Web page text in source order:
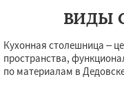
ВИДЫ
Кухонная столешница –
пространства,
по материалам в